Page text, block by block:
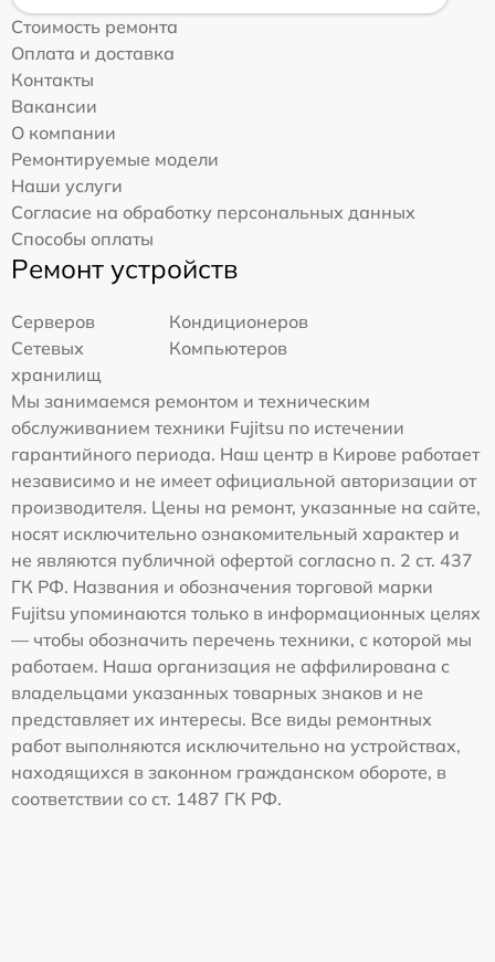
Стоимость ремонта
Оплата и доставка
Контакты
Вакансии
О компании
Ремонтируемые модели
Наши услуги
Согласие на обработку персональных данных
Способы оплаты
Ремонт устройств
Серверов
Кондиционеров
Сетевых
хранилищ
Компьютеров
Мы занимаемся ремонтом и техническим
обслуживанием техники Fujitsu по истечении
гарантийного периода. Наш центр в Кирове работает
независимо и не имеет официальной авторизации от
производителя. Цены на ремонт, указанные на сайте,
носят исключительно ознакомительный характер и
не являются публичной офертой согласно п. 2 ст. 437
ГК РФ. Названия и обозначения торговой марки
Fujitsu упоминаются только в информационных целях
— чтобы обозначить перечень техники, с которой мы
работаем. Наша организация не аффилирована с
владельцами указанных товарных знаков и не
представляет их интересы. Все виды ремонтных
работ выполняются исключительно на устройствах,
находящихся в законном гражданском обороте, в
соответствии со ст. 1487 ГК РФ.